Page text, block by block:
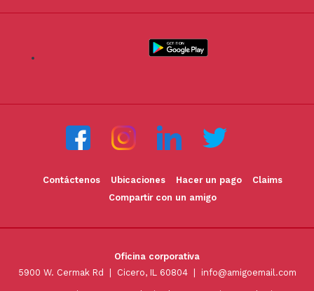
Contáctenos Ubicaciones Hacer un pago
Claims
Compartir con un amigo
Oficina corporativa
5900 W. Cermak Rd | Cicero, IL 60804 | info@amigoemail.com